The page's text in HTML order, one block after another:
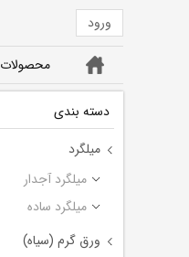
ورود
خانه محصولات
دسته بندی
میلگرد
میلگرد آجدار
میلگرد ساده
ورق گرم (سیاه)